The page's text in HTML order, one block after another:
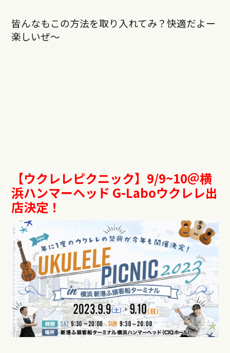
皆んなもこの方法を取り入れてみ？快適だよー
楽しいぜ〜
【ウクレレピクニック】9/9~10＠横
浜ハンマーヘッド G-Laboウクレレ出
店決定！